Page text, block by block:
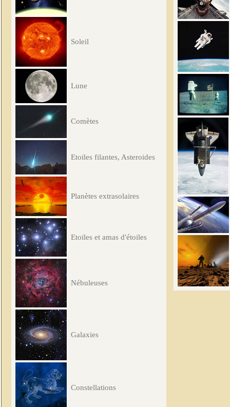
Soleil
Lune
Comètes
Etoiles filantes, Asteroides
Planètes extrasolaires
Etoiles et amas d'étoiles
Nébuleuses
Galaxies
Constellations